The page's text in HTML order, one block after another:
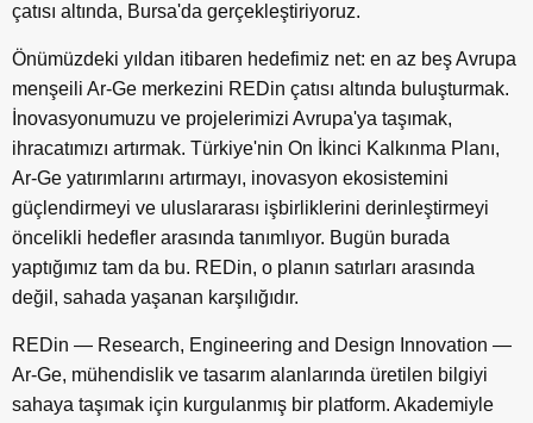
çatısı altında, Bursa'da gerçekleştiriyoruz.
Önümüzdeki yıldan itibaren hedefimiz net: en az beş Avrupa
menşeili Ar-Ge merkezini REDin çatısı altında buluşturmak.
İnovasyonumuzu ve projelerimizi Avrupa'ya taşımak,
ihracatımızı artırmak. Türkiye'nin On İkinci Kalkınma Planı,
Ar-Ge yatırımlarını artırmayı, inovasyon ekosistemini
güçlendirmeyi ve uluslararası işbirliklerini derinleştirmeyi
öncelikli hedefler arasında tanımlıyor. Bugün burada
yaptığımız tam da bu. REDin, o planın satırları arasında
değil, sahada yaşanan karşılığıdır.
REDin — Research, Engineering and Design Innovation —
Ar-Ge, mühendislik ve tasarım alanlarında üretilen bilgiyi
sahaya taşımak için kurgulanmış bir platform. Akademiyle